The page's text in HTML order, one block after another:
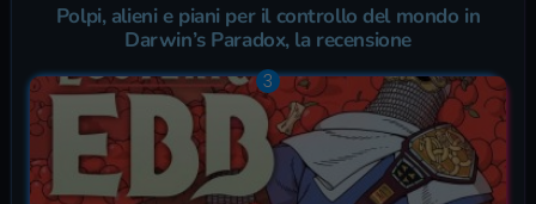
Polpi, alieni e piani per il controllo del mondo in
Darwin’s Paradox, la recensione